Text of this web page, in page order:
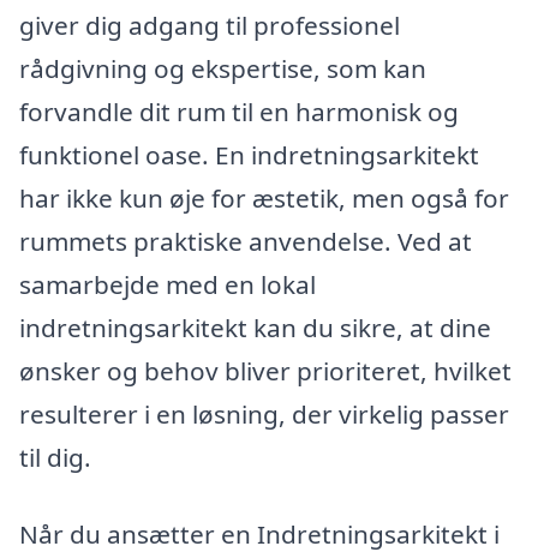
giver dig adgang til professionel
rådgivning og ekspertise, som kan
forvandle dit rum til en harmonisk og
funktionel oase. En indretningsarkitekt
har ikke kun øje for æstetik, men også for
rummets praktiske anvendelse. Ved at
samarbejde med en lokal
indretningsarkitekt kan du sikre, at dine
ønsker og behov bliver prioriteret, hvilket
resulterer i en løsning, der virkelig passer
til dig.
Når du ansætter en Indretningsarkitekt i